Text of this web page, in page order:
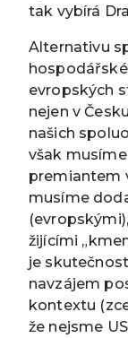
tak vybírá
Alternativu
evropských
nejen v
našich
však
premiantem
musíme
žijícími
je
navzájem
kontextu
že nejsme